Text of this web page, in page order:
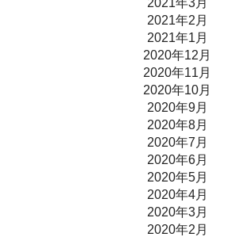
2021年2月
2021年1月
2020年12月
2020年11月
2020年10月
2020年9月
2020年8月
2020年7月
2020年6月
2020年5月
2020年4月
2020年3月
2020年2月